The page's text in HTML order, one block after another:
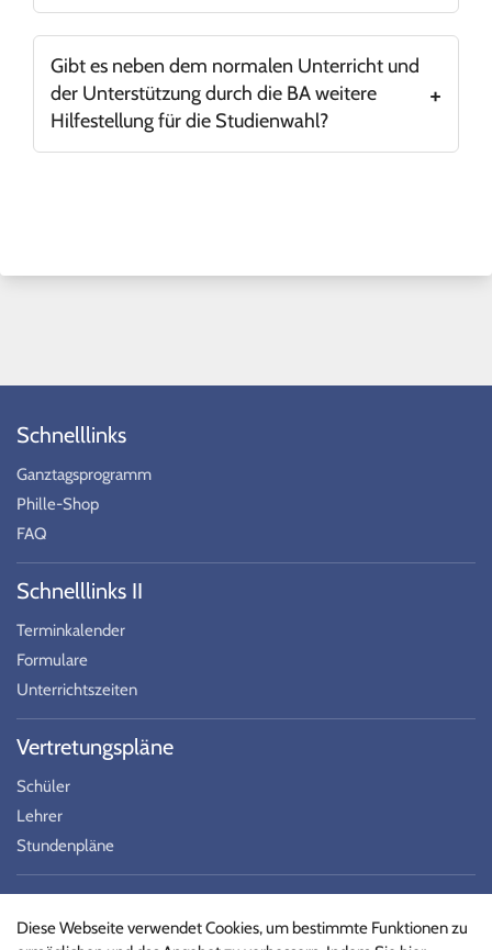
Herr Hoffmann hat hierfür einen Plan entworfen,
Gibt es neben dem normalen Unterricht und
der Unterstützung durch die BA weitere
Hilfestellung für die Studienwahl?
Es gibt sogar zahlreiche Angebote. Unter anderem
Dualen Studium
der Universität Marburg
Schnelllinks
Ganztagsprogramm
Phille-Shop
FAQ
Schnelllinks II
Terminkalender
Formulare
Unterrichtszeiten
Vertretungspläne
Schüler
Lehrer
Stundenpläne
Social Media
Folgen Sie uns auf Social Media!
Diese Webseite verwendet Cookies, um bestimmte Funktionen zu